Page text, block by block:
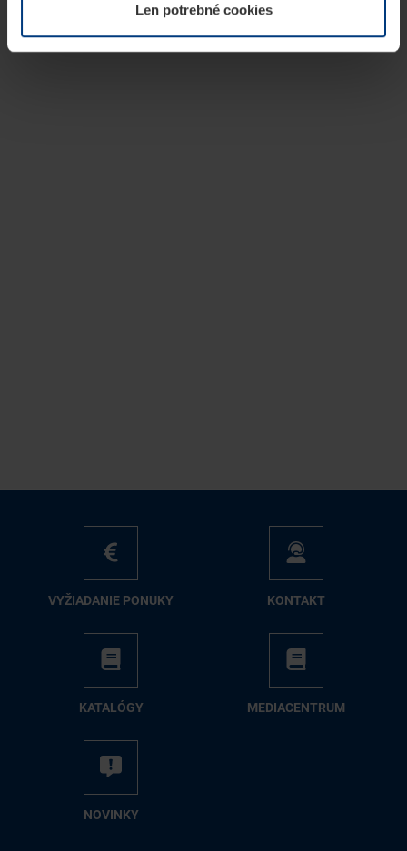
našej webovej stránky.Len potrebné cookies
VY­ŽIA­DA­NIE PO­NU­KY KON­TAKT
KA­TA­LÓ­GY ME­DIA­CEN­TRUM
NO­VIN­KY